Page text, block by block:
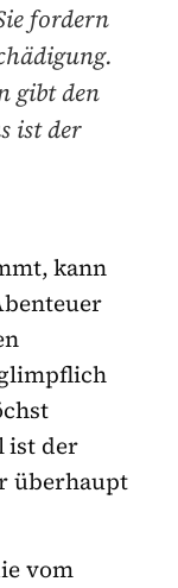
fordern
gibt den
ist der
kann
ist der
überhaupt
vom